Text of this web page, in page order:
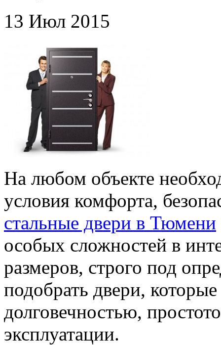
13 Июл 2015
На любом объекте
условия комфорта,
стальные двери в Тюмени
особых сложностей в
размеров, строго под
подобрать двери,
долговечностью,
эксплуатации.